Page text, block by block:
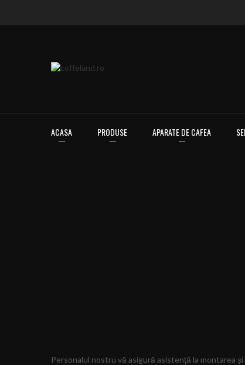
ACASA PRODUSE APARATE DE CAFEA
Personalul nostru vă asigură asistenţă la montarea